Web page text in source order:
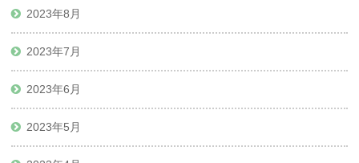
2023年8月
2023年7月
2023年6月
2023年5月